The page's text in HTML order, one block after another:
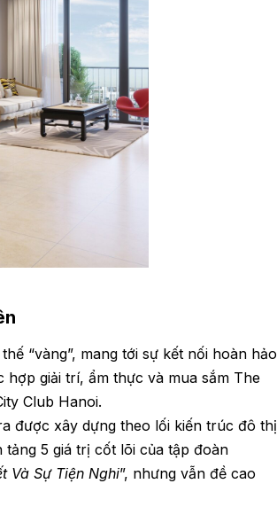
“vàng”, mang tới sự kết nối hoàn hảo
giải trí, ẩm thực và mua sắm The
Club Hanoi.
được xây dựng theo lối kiến trúc đô thị
5 giá trị cốt lõi của tập đoàn
Và Sự Tiện Nghi”, nhưng vẫn đề cao